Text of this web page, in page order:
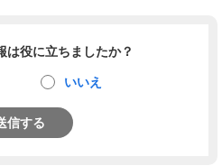
は役に立ちましたか？
いいえ
信する